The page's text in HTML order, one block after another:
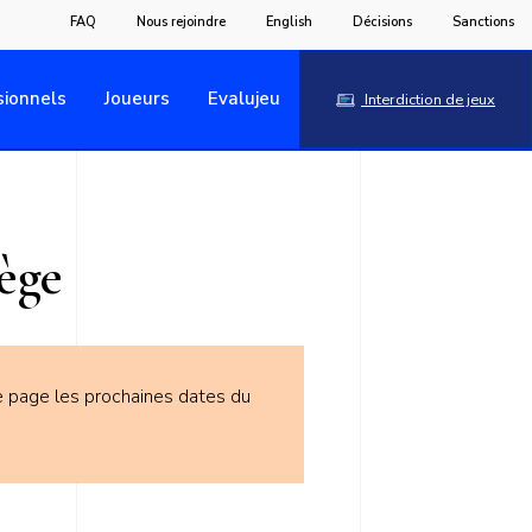
FAQ Nous rejoindre English Décisions Sanctions
Joueurs Evalujeu Interdiction de jeux
les prochaines dates du